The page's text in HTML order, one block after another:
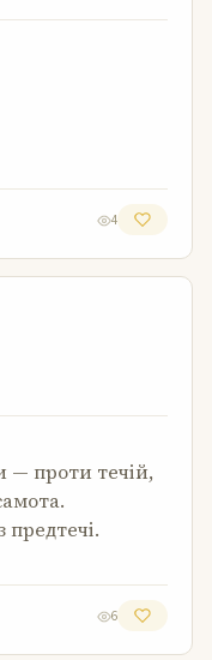
4
— проти течій,
предтечі.
6